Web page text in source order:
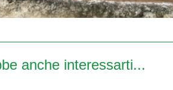
anche interessarti...